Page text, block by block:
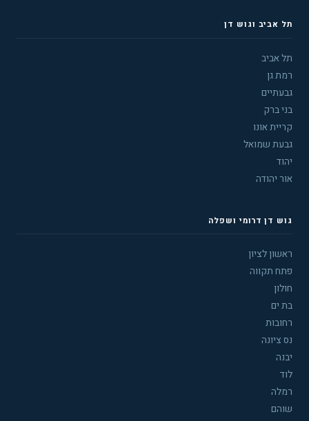
תל אביב וגוש דן
תל אביב
רמת גן
גבעתיים
בני ברק
קריית אונו
גבעת שמואל
יהוד
אור יהודה
גוש דן דרומי ושפלה
ראשון לציון
פתח תקווה
חולון
בת ים
רחובות
נס ציונה
יבנה
לוד
רמלה
שוהם